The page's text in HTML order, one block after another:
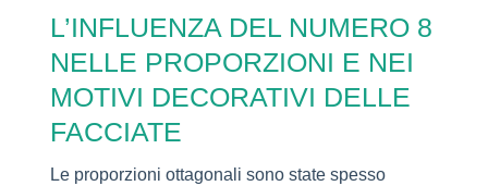
L’INFLUENZA DEL NUMERO 8
NELLE PROPORZIONI E NEI
MOTIVI DECORATIVI DELLE
FACCIATE
Le proporzioni ottagonali sono state spesso